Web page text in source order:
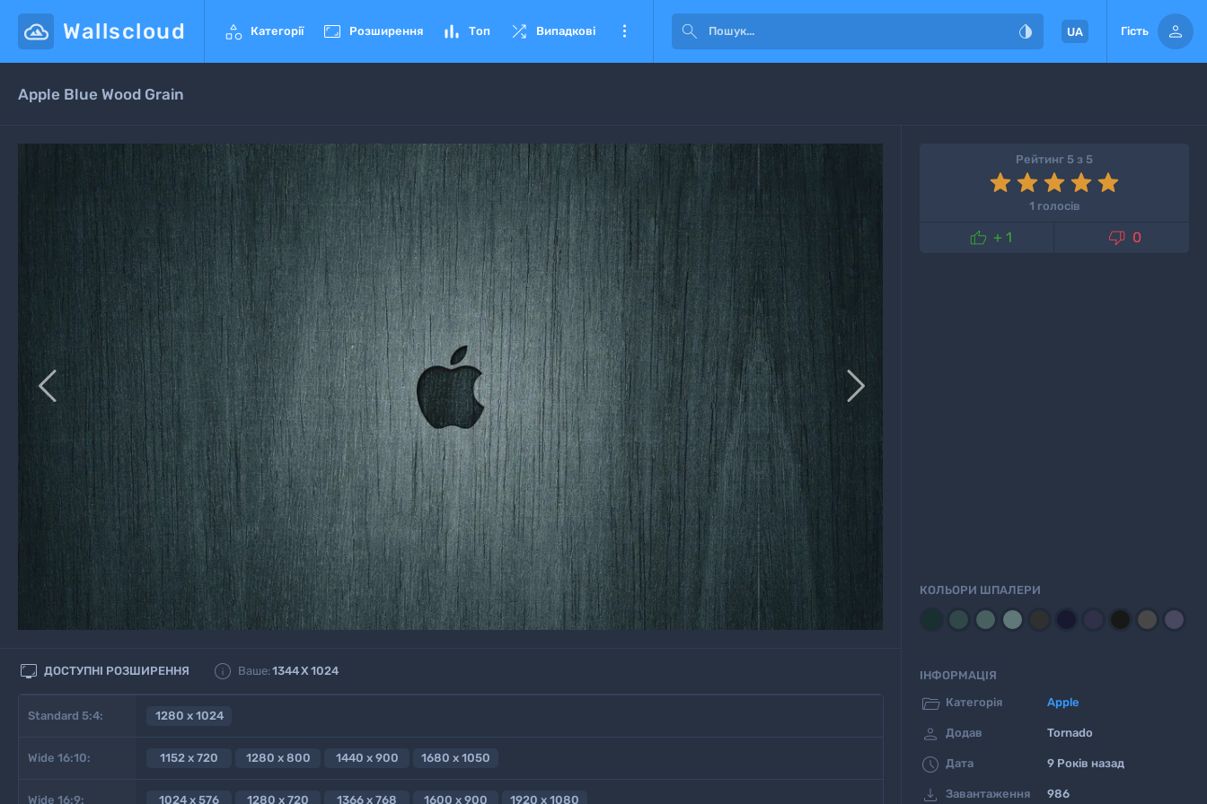
Wallscloud  Категорії  Розширення  Топ  Випадкові    UA Гість 
Apple Blue Wood Grain
 
 ДОСТУПНІ РОЗШИРЕННЯ  Ваше:1344X 1024
Standard 5:4: 1280 x 1024
Wide 16:10: 1152 x 720 1280 x 800 1440 x 900 1680 x 1050
Wide 16:9: 1024 x 576 1280 x 720 1366 x 768 1600 x 900 1920 x 1080
Рейтинг 5 з 5
1 голосів
 + 1  0
КОЛЬОРИ ШПАЛЕРИ
ІНФОРМАЦІЯ
 Категорія Apple
 Додав Tornado
 Дата 9 Років назад
 Завантаження 986